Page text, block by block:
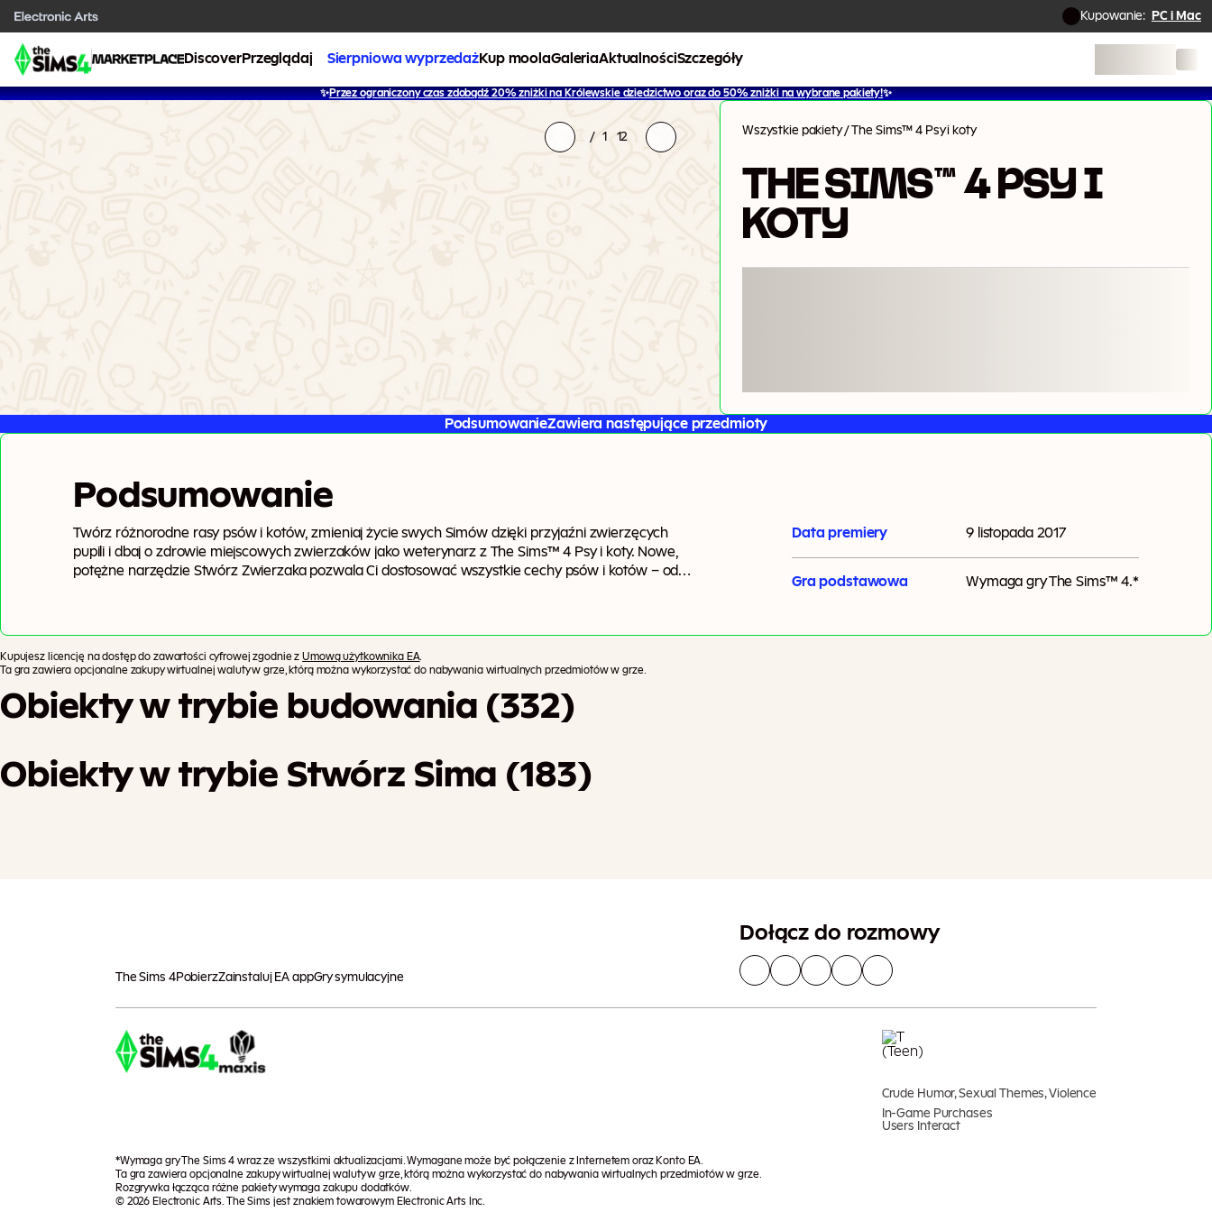
Kupowanie: PC i Mac
DiscoverPrzeglądaj Sierpniowa wyprzedażKup moolaGaleriaAktualnościSzczegóły
✨Przez ograniczony czas zdobądź 20% zniżki na Królewskie dziedzictwo oraz do 50% zniżki na wybrane pakiety!✨
/ 1 12 Wszystkie pakiety /The Sims™ 4 Psy i koty
THE SIMS™ 4 PSY I
KOTY
PodsumowanieZawiera następujące przedmioty
Podsumowanie
Twórz różnorodne rasy psów i kotów, zmieniaj życie swych Simów dzięki przyjaźni zwierzęcych
pupili i dbaj o zdrowie miejscowych zwierzaków jako weterynarz z The Sims™ 4 Psy i koty. Nowe,
potężne narzędzie Stwórz Zwierzaka pozwala Ci dostosować wszystkie cechy psów i kotów – od
atrakcji.
Data premiery 9 listopada 2017
Gra podstawowa Wymaga gryThe Sims™ 4.*
Kupujesz licencję na dostęp do zawartości cyfrowej zgodnie zUmową użytkownika EA.
Ta gra zawiera opcjonalne zakupy wirtualnej waluty w grze, którą można wykorzystać do nabywania wirtualnych przedmiotów w grze.
Obiekty w trybie budowania (332)
Obiekty w trybie Stwórz Sima (183)
The Sims 4PobierzZainstaluj EA appGry symulacyjne
Dołącz do rozmowy
Crude Humor, Sexual Themes, Violence
In-Game Purchases
Users Interact
*Wymaga gry The Sims 4 wraz ze wszystkimi aktualizacjami. Wymagane może być połączenie z Internetem oraz Konto EA.
Ta gra zawiera opcjonalne zakupy wirtualnej waluty w grze, którą można wykorzystać do nabywania wirtualnych przedmiotów w grze.
Rozgrywka łącząca różne pakiety wymaga zakupu dodatków.
© 2026 Electronic Arts. The Sims jest znakiem towarowym Electronic Arts Inc.